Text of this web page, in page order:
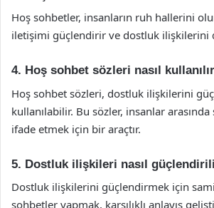
Hoş sohbetler, insanların ruh hallerini
iletişimi güçlendirir ve dostluk ilişkilerini
4. Hoş sohbet sözleri nasıl
Hoş sohbet sözleri, dostluk ilişkilerini
kullanılabilir. Bu sözler, insanlar arasında
ifade etmek için bir araçtır.
5. Dostluk ilişkileri nasıl
Dostluk ilişkilerini güçlendirmek için
sohbetler yapmak, karşılıklı anlayış